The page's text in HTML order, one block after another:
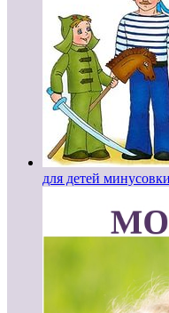
для детей